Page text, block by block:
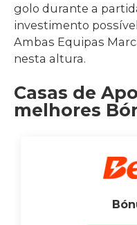
golo durante a
investimento
Ambas Equipas
nesta altura.
Casas de
melhores